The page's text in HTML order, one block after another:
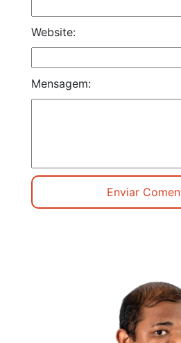
Website:
Mensagem: